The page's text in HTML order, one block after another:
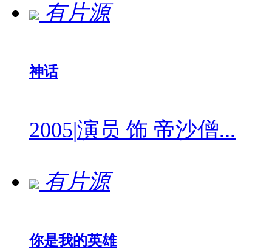
有片源
神话
2005|演员 饰 帝沙僧...
有片源
你是我的英雄